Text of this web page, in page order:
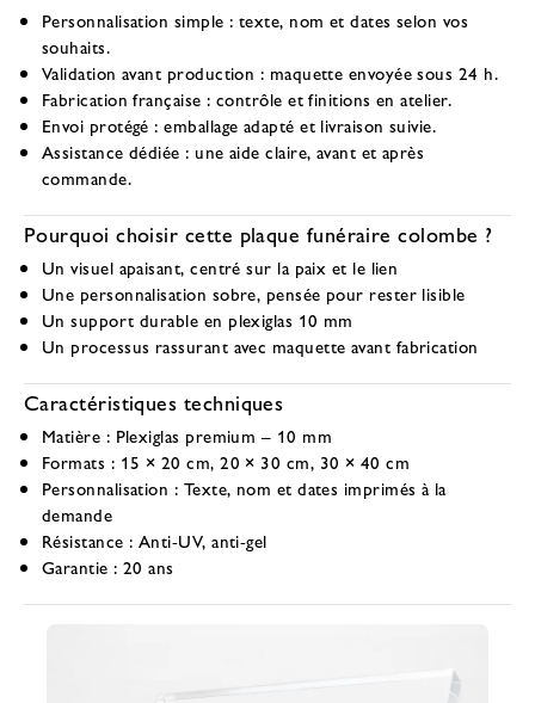
Personnalisation simple : texte, nom et dates selon vos
souhaits.
Validation avant production : maquette envoyée sous 24 h.
Fabrication française : contrôle et finitions en atelier.
Envoi protégé : emballage adapté et livraison suivie.
Assistance dédiée : une aide claire, avant et après
commande.
Pourquoi choisir cette plaque funéraire colombe ?
Un visuel apaisant, centré sur la paix et le lien
Une personnalisation sobre, pensée pour rester lisible
Un support durable en plexiglas 10 mm
Un processus rassurant avec maquette avant fabrication
Caractéristiques techniques
Matière : Plexiglas premium – 10 mm
Formats : 15 × 20 cm, 20 × 30 cm, 30 × 40 cm
Personnalisation : Texte, nom et dates imprimés à la
demande
Résistance : Anti-UV, anti-gel
Garantie : 20 ans